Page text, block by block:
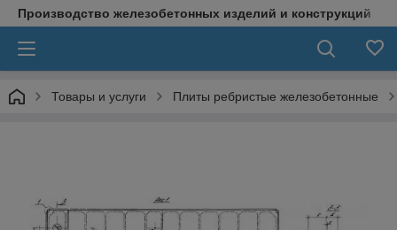
Производство железобетонных изделий и конструкций
Товары и услуги Плиты ребристые железобетонные